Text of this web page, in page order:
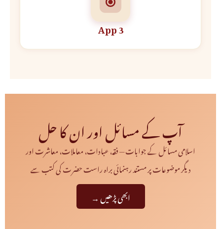
App 3
آپ کے مسائل اور ان کا حل
اسلامی مسائل کے جوابات — فقہ، عبادات، معاملات، معاشرت اور
دیگر موضوعات پر مستند رہنمائی براہ راست حضرت کی کتب سے
ابھی پڑھیں →